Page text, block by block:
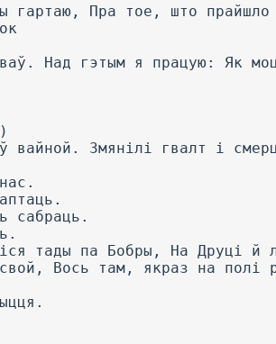
Пра тое, што прайшло
Над гэтым я працую: Як
вайной. Змянілі гвалт і
сабраць.
тады па Бобры, На Друці й
Вось там, якраз на полі